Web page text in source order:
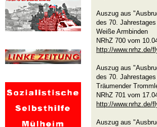
Auszug aus
des 70.
Weiße Armbinden
NRhZ 700 vom
http://www.nrhz.de/
Auszug aus
des 70.
Träumender
NRhZ 701 vom
http://www.nrhz.de/
Auszug aus